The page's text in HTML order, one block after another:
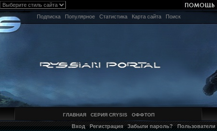
Подписка Популярное Статистика Карта сайта Поиск
ГЛАВНАЯ СЕРИЯ CRYSIS ОФФТОП
Вход Регистрация Забыли пароль? Пользователи